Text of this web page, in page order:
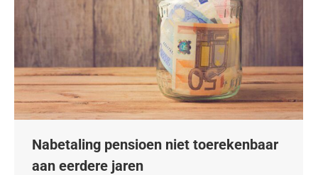
Nabetaling pensioen niet toerekenbaar
aan eerdere jaren